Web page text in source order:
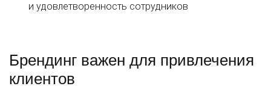
и удовлетворенность сотрудников
Брендинг важен для привлечения
клиентов